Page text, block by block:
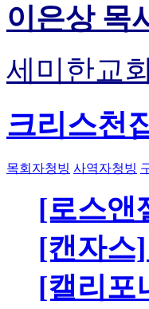
이은상 목
세미한교회
크리스천
목회자청빙 사역자청빙
[로스앤
[캔자스]
[캘리포